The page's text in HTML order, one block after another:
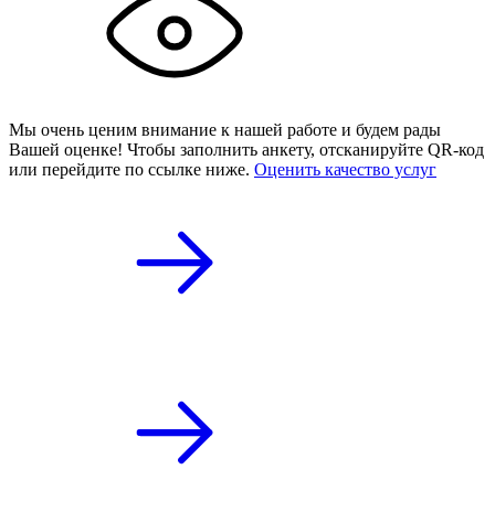
Мы очень ценим внимание к нашей работе и будем рады
Вашей оценке! Чтобы заполнить анкету, отсканируйте QR-код
или перейдите по ссылке ниже. Оценить качество услуг